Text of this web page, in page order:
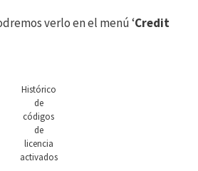
verlo en el menú ‘Credit
Histórico
de
códigos
de
licencia
activados